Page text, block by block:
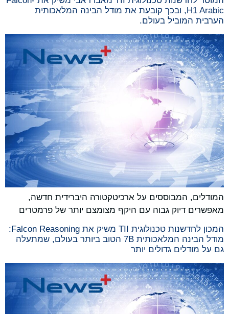
H1 Arabic, ובכך קובעת את מודל הבינה המלאכותית
הערבית המוביל בעולם.
המודלים, המבוססים על ארכיטקטורה היברידית חדשה,
מאפשרים דיוק גבוה עם היקף מצומצם יותר של פרמטרים
המכון לחדשנות טכנולוגית TII משיק את Falcon Reasoning:
מודל הבינה המלאכותית 7B הטוב ביותר בעולם, שמתעלה
גם על מודלים גדולים יותר